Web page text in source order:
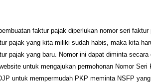
faktur pajak diperlukan nomor seri
pajak yang kita miliki sudah habis, maka kita
pajak yang baru. Nomor ini dapat diminta
untuk mengajukan permohonan Nomor
untuk mempermudah PKP meminta NSFP